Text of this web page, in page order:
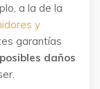
a la de la
y
garantías
daños